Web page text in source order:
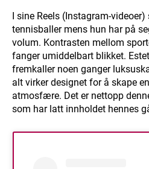
I sine Reels (Instagram-
tennisballer mens hun har på
volum. Kontrasten mellom
fanger umiddelbart blikket.
fremkaller noen ganger
alt virker designet for å skape
atmosfære. Det er nettopp
som har latt innholdet hennes